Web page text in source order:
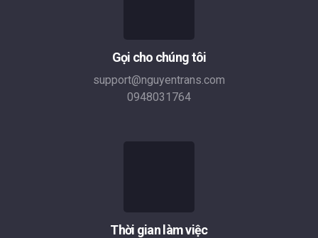
Gọi cho chúng tôi
support@nguyentrans.com
0948031764
Thời gian làm việc